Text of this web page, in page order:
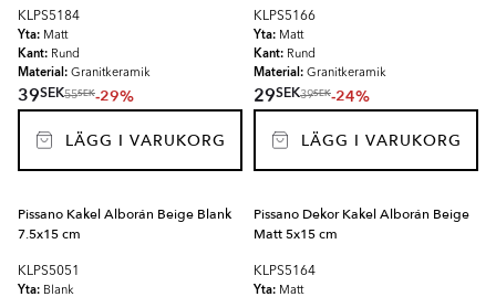
KLPS5184
Yta: Matt
Kant: Rund
Material: Granitkeramik
39SEK55SEK-29%
LÄGG I VARUKORG
KLPS5166
Yta: Matt
Kant: Rund
Material: Granitkeramik
29SEK39SEK-24%
LÄGG I VARUKORG
Pissano Kakel Alborán Beige Blank
7.5x15 cm
KLPS5051
Yta: Blank
Pissano Dekor Kakel Alborán Beige
Matt 5x15 cm
KLPS5164
Yta: Matt